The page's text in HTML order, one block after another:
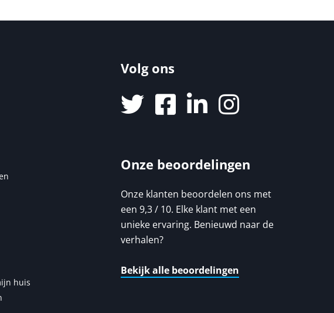
huis
Volg ons
Onze beoordelingen
Onze klanten beoordelen ons met
een 9,3 / 10. Elke klant met een
unieke ervaring. Benieuwd naar de
verhalen?
Bekijk alle beoordelingen